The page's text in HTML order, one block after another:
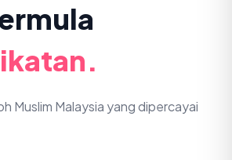
Muslim Malaysia yang dipercayai